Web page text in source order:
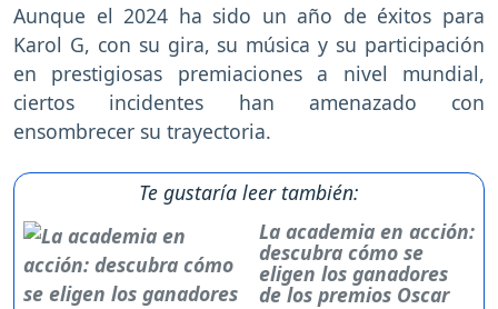
Aunque el 2024 ha sido un año de éxitos para
Karol G, con su gira, su música y su participación
en prestigiosas premiaciones a nivel mundial,
ciertos incidentes han amenazado con
ensombrecer su trayectoria.
Te gustaría leer también:
La academia en acción:
descubra cómo se
eligen los ganadores
de los premios Oscar